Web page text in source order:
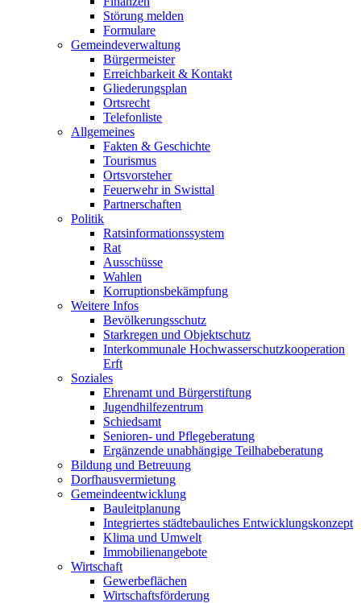
Störung melden
Formulare
Gemeindeverwaltung
Bürgermeister
Erreichbarkeit & Kontakt
Gliederungsplan
Ortsrecht
Telefonliste
Allgemeines
Fakten & Geschichte
Tourismus
Ortsvorsteher
Feuerwehr in Swisttal
Partnerschaften
Politik
Ratsinformationssystem
Rat
Ausschüsse
Wahlen
Korruptionsbekämpfung
Weitere Infos
Bevölkerungsschutz
Starkregen und Objektschutz
Interkommunale Hochwasserschutzkooperation
Erft
Soziales
Ehrenamt und Bürgerstiftung
Jugendhilfezentrum
Schiedsamt
Senioren- und Pflegeberatung
Ergänzende unabhängige Teilhabeberatung
Bildung und Betreuung
Dorfhausvermietung
Gemeindeentwicklung
Bauleitplanung
Integriertes städtebauliches Entwicklungskonzept
Klima und Umwelt
Immobilienangebote
Wirtschaft
Gewerbeflächen
Wirtschaftsförderung